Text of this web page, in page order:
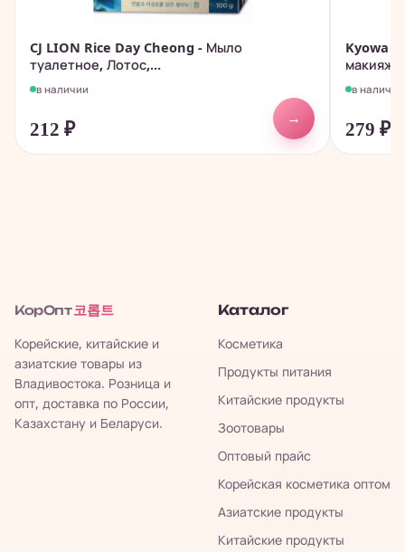
CJ LION Rice Day Cheong - Мыло
туалетное, Лотос,...
в наличии
212 ₽
→
Kyowa -
макияжа
в наличии
279₽
КорОпт 코롭트
Корейские, китайские и
азиатские товары из
Владивостока. Розница и
опт, доставка по России,
Казахстану и Беларуси.
Каталог
Косметика
Продукты питания
Китайские продукты
Зоотовары
Оптовый прайс
Корейская косметика оптом
Азиатские продукты
Китайские продукты